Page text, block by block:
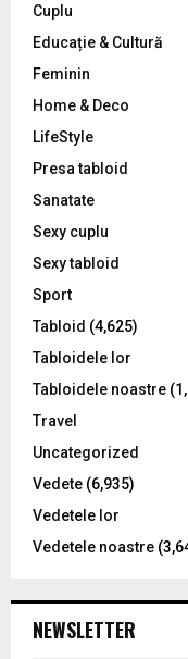
Cuplu
Educație & Cultură
Feminin
Home & Deco
LifeStyle
Presa tabloid
Sanatate
Sexy cuplu
Sexy tabloid
Sport
Tabloid (4,625)
Tabloidele lor
Tabloidele noastre
Travel
Uncategorized
Vedete (6,935)
Vedetele lor
Vedetele noastre
NEWSLETTER